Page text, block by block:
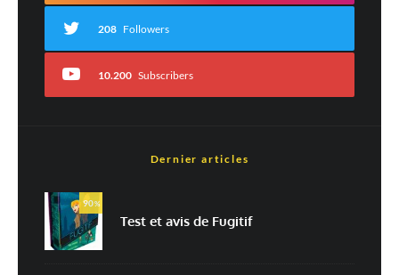
*
208 Followers
10.200 Subscribers
Dernier articles
90%
Test et avis de Fugitif